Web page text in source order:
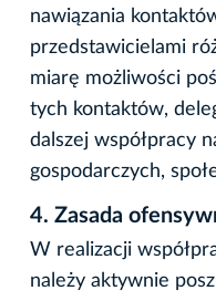
nawiązania
przedstawicielami
miarę możliwości
tych kontaktów,
dalszej współpracy
gospodarczych,
4. Zasada
W realizacji
należy aktywnie